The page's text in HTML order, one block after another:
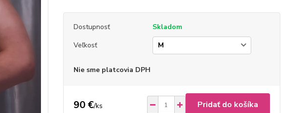
Dostupnosť
Skladom
Veľkosť
Nie sme platcovia DPH
90 €/ks Pridať do košíka